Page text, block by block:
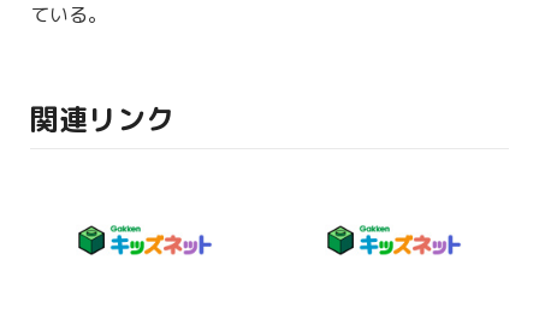
ている。
関連リンク